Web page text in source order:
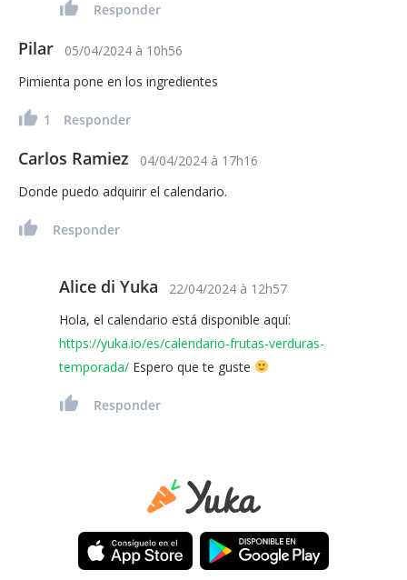
Responder
Pilar 05/04/2024 à 10h56
Pimienta pone en los ingredientes
1 Responder
Carlos Ramiez 04/04/2024 à 17h16
Donde puedo adquirir el calendario.
Responder
Alice di Yuka 22/04/2024 à 12h57
Hola, el calendario está disponible aquí:
https://yuka.io/es/calendario-frutas-verduras-
temporada/ Espero que te guste
Responder